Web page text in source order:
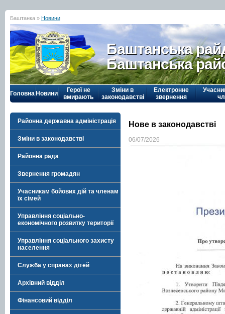
Баштанка » Новини
Баштанська
Баштанська
Головна Новини
Герої не
вмирають
Зміни в
законодавстві
Електронне
звернення
Районна державна адміністрація
Зміни в законодавстві
Районна рада
Звернення громадян
Учасникам бойових дій та членам
їх сімей
Управління соціально-
економічного розвитку території
Управління соціального захисту
населення
Служба у справах дітей
Архівний відділ
Фінансовий відділ
Нове в законодавстві
06/07/2026